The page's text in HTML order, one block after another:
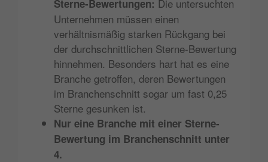
Sterne-Bewertungen: Die untersuchten
Unternehmen müssen einen
verhältnismäßig starken Rückgang bei
der durchschnittlichen Sterne-Bewertung
hinnehmen. Besonders hart hat es eine
Branche getroffen, deren Bewertungen
im Branchenschnitt sogar um fast 0,25
Sterne gesunken ist.
Nur eine Branche mit einer Sterne-
Bewertung im Branchenschnitt unter
4.